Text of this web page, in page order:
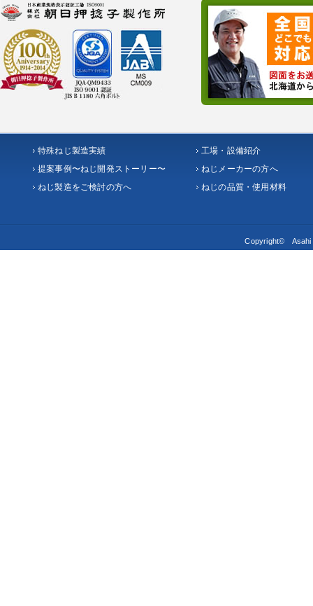
特殊ねじ製造実績
提案事例〜ねじ開発ストーリー〜
ねじ製造をご検討の方へ
工場・設備紹介
ねじメーカーの方へ
ねじの品質・使用材料
Copyright© Asahi